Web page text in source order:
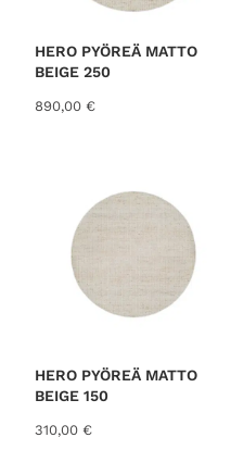
HERO PYÖREÄ MATTO
BEIGE 250
890,00 €
HERO PYÖREÄ MATTO
BEIGE 150
310,00 €